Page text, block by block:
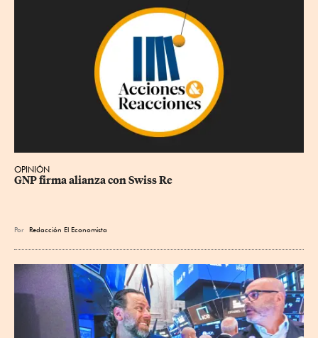
OPINIÓN
GNP firma alianza con Swiss Re
Por Redacción El Economista